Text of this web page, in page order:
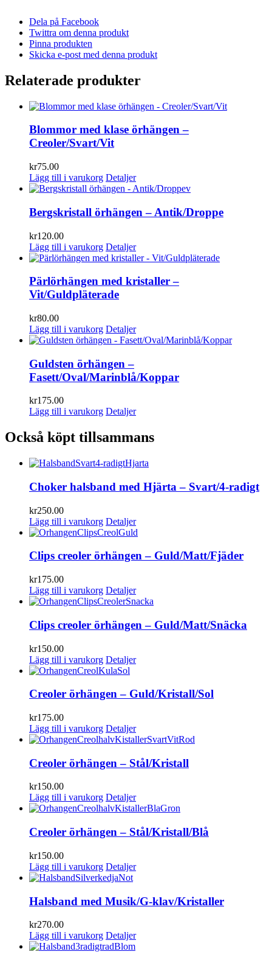
Dela på Facebook
Twittra om denna produkt
Pinna produkten
Skicka e-post med denna produkt
Relaterade produkter
Blommor med klase örhängen –
Creoler/Svart/Vit
kr75.00
Lägg till i varukorg Detaljer
Bergskristall örhängen – Antik/Droppe
kr120.00
Lägg till i varukorg Detaljer
Pärlörhängen med kristaller –
Vit/Guldpläterade
kr80.00
Lägg till i varukorg Detaljer
Guldsten örhängen –
Fasett/Oval/Marinblå/Koppar
kr175.00
Lägg till i varukorg Detaljer
Också köpt tillsammans
Choker halsband med Hjärta – Svart/4-radigt
kr250.00
Lägg till i varukorg Detaljer
Clips creoler örhängen – Guld/Matt/Fjäder
kr175.00
Lägg till i varukorg Detaljer
Clips creoler örhängen – Guld/Matt/Snäcka
kr150.00
Lägg till i varukorg Detaljer
Creoler örhängen – Guld/Kristall/Sol
kr175.00
Lägg till i varukorg Detaljer
Creoler örhängen – Stål/Kristall
kr150.00
Lägg till i varukorg Detaljer
Creoler örhängen – Stål/Kristall/Blå
kr150.00
Lägg till i varukorg Detaljer
Halsband med Musik/G-klav/Kristaller
kr270.00
Lägg till i varukorg Detaljer